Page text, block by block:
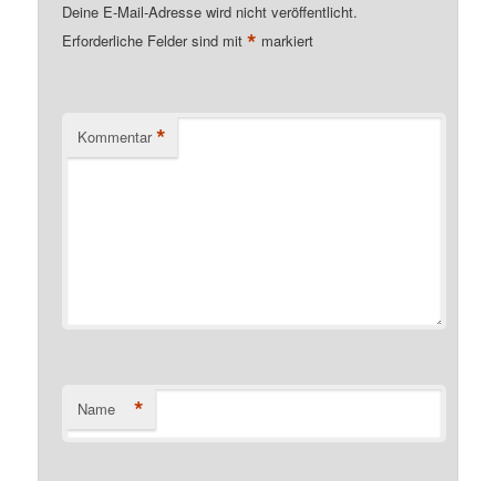
Deine E-Mail-Adresse wird nicht veröffentlicht.
Erforderliche Felder sind mit* markiert
Kommentar *
Name *